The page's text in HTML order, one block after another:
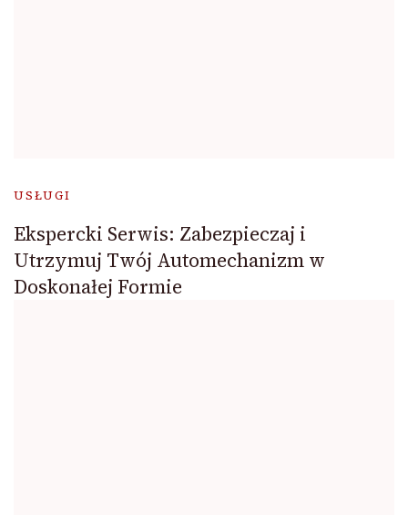
USŁUGI
Ekspercki Serwis: Zabezpieczaj i
Utrzymuj Twój Automechanizm w
Doskonałej Formie